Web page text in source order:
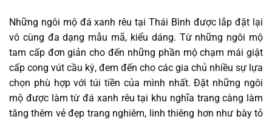
Những ngôi mộ đá xanh rêu tại Thái Bình được lắp đặt lại
vô cùng đa dạng mẫu mã, kiểu dáng. Từ những ngôi mộ
tam cấp đơn giản cho đến những phần mộ chạm mái giật
cấp cong vút cầu kỳ, đem đến cho các gia chủ nhiều sự lựa
chọn phù hợp với túi tiền của mình nhất. Đặt những ngôi
mộ được làm từ đá xanh rêu tại khu nghĩa trang càng làm
tăng thêm vẻ đẹp trang nghiêm, linh thiêng hơn như bày tỏ